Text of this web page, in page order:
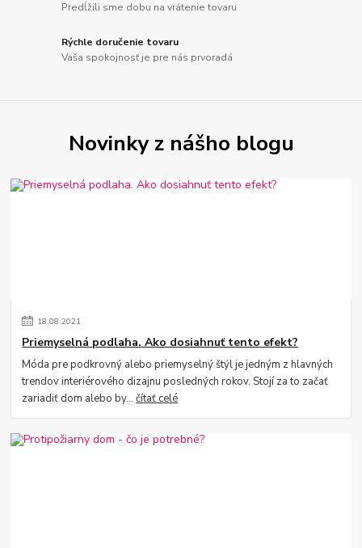
Predĺžili sme dobu na vrátenie tovaru
Rýchle doručenie tovaru
Vaša spokojnosť je pre nás prvoradá
Novinky z nášho blogu
18.08.2021
Priemyselná podlaha. Ako dosiahnuť tento efekt?
Móda pre podkrovný alebo priemyselný štýl je jedným z hlavných
trendov interiérového dizajnu posledných rokov. Stojí za to začať
zariadiť dom alebo by...čítať celé